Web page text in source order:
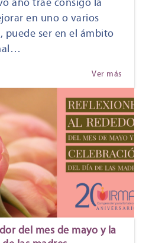
año trae consigo la
en uno o varios
puede ser en el ámbito
Ver más
del mes de mayo y la